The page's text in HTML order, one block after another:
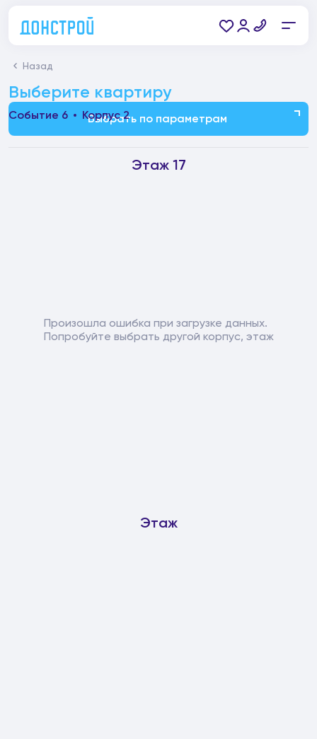
Назад
Выберите квартиру
Выбрать по параметрам
Событие 6 Корпус 2
Этаж 17
Произошла ошибка при загрузке данных.
Попробуйте выбрать другой корпус, этаж
Этаж